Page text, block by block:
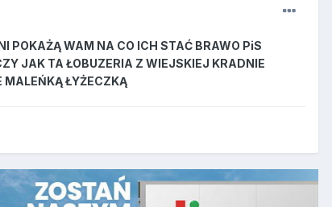
POKAŻĄ WAM NA CO ICH STAĆ BRAWO PiS
JAK TA ŁOBUZERIA Z WIEJSKIEJ KRADNIE
MALEŃKĄ ŁYŻECZKĄ